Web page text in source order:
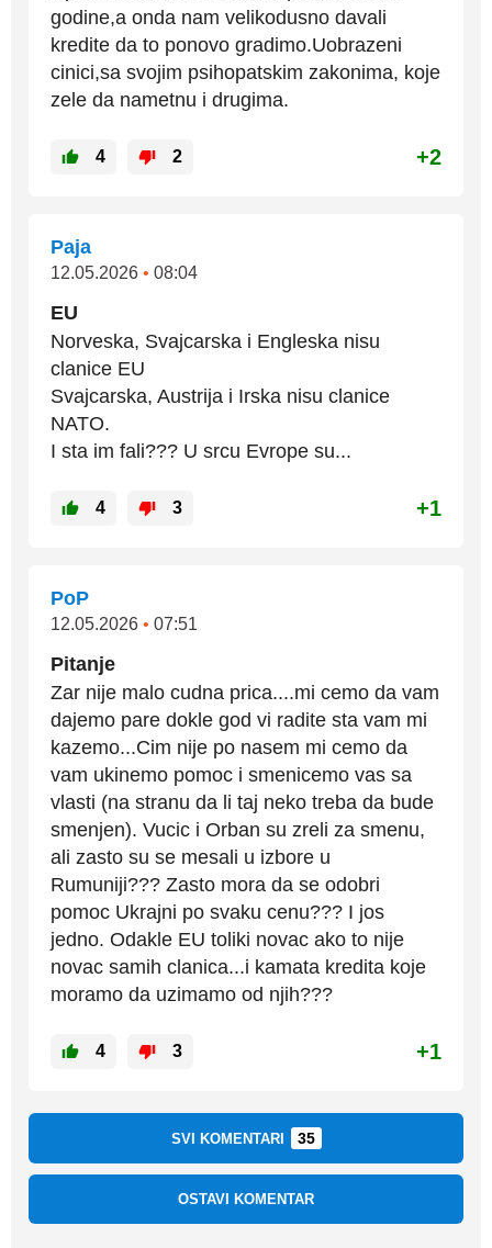
godine,a onda nam velikodusno davali
kredite da to ponovo gradimo.Uobrazeni
cinici,sa svojim psihopatskim zakonima, koje
zele da nametnu i drugima.
4 2 +2
Paja
12.05.2026 • 08:04
EU
Norveska, Svajcarska i Engleska nisu
clanice EU
Svajcarska, Austrija i Irska nisu clanice
NATO.
I sta im fali??? U srcu Evrope su...
4 3 +1
PoP
12.05.2026 • 07:51
Pitanje
Zar nije malo cudna prica....mi cemo da vam
dajemo pare dokle god vi radite sta vam mi
kazemo...Cim nije po nasem mi cemo da
vam ukinemo pomoc i smenicemo vas sa
vlasti (na stranu da li taj neko treba da bude
smenjen). Vucic i Orban su zreli za smenu,
ali zasto su se mesali u izbore u
Rumuniji??? Zasto mora da se odobri
pomoc Ukrajni po svaku cenu??? I jos
jedno. Odakle EU toliki novac ako to nije
novac samih clanica...i kamata kredita koje
moramo da uzimamo od njih???
4 3 +1
SVI KOMENTARI 35
OSTAVI KOMENTAR